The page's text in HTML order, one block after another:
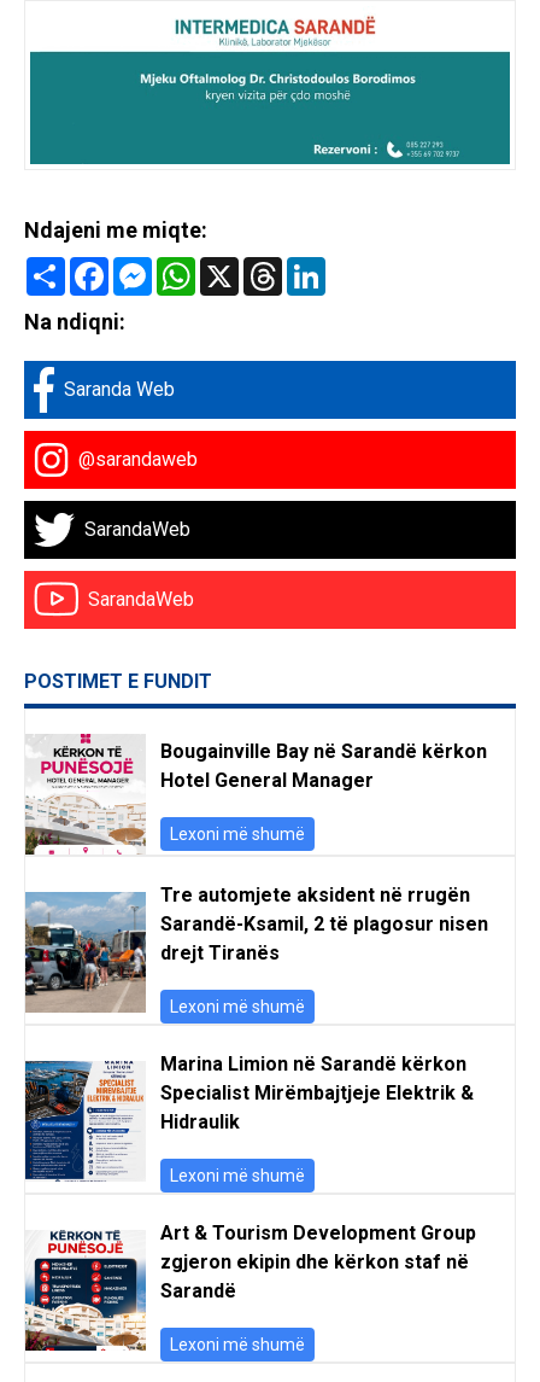
Ndajeni me miqte:
Share FacebookMessenger
WhatsApp
X Threads
Na ndiqni:
Saranda Web
@sarandaweb
SarandaWeb
SarandaWeb
POSTIMET E FUNDIT
Bougainville Bay në Sarandë kërkon
Hotel General Manager
Lexoni më shumë
Tre automjete aksident në rrugën
Sarandë-Ksamil, 2 të plagosur nisen
drejt Tiranës
Lexoni më shumë
Marina Limion në Sarandë kërkon
Specialist Mirëmbajtjeje Elektrik &
Hidraulik
Lexoni më shumë
Art & Tourism Development Group
zgjeron ekipin dhe kërkon staf në
Sarandë
Lexoni më shumë